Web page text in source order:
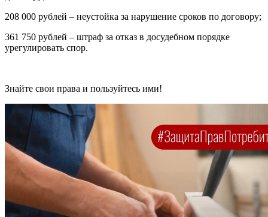
208 000 рублей – неустойка за нарушение сроков по договору;
361 750 рублей – штраф за отказ в досудебном порядке
урегулировать спор.
Знайте свои права и пользуйтесь ими!